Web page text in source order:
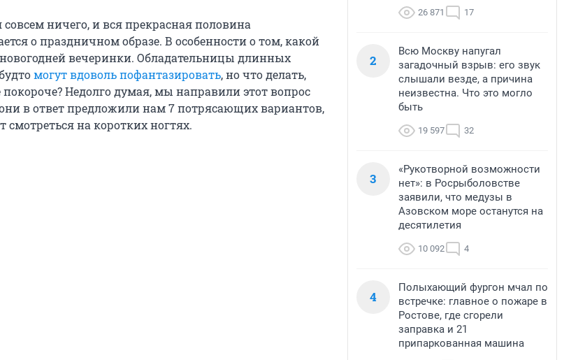
совсем ничего, и вся прекрасная половина
о праздничном образе. В особенности о том, какой
вечеринки. Обладательницы длинных
могут вдоволь пофантазировать, но что делать,
Недолго думая, мы направили этот вопрос
в ответ предложили нам 7 потрясающих вариантов,
смотреться на коротких ногтях.
26 871 17
2
Всю Москву напугал
загадочный взрыв: его звук
слышали везде, а причина
неизвестна. Что это могло
быть
19 597 32
3
«Рукотворной возможности
нет»: в Росрыболовстве
заявили, что медузы в
Азовском море останутся на
десятилетия
10 092 4
4
Полыхающий фургон мчал по
встречке: главное о пожаре в
Ростове, где сгорели
заправка и 21
припаркованная машина